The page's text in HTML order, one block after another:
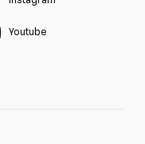
Youtube